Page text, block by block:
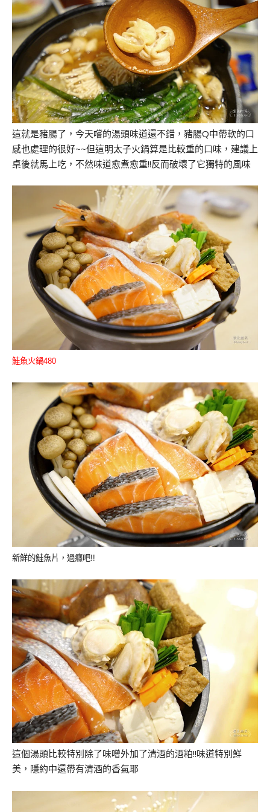
這就是豬腸了，今天嚐的湯頭味道還不錯，豬腸Q中帶軟的口
感也處理的很好~~但這明太子火鍋算是比較重的口味，建議上
桌後就馬上吃，不然味道愈煮愈重!!反而破壞了它獨特的風味
鮭魚火鍋480
新鮮的鮭魚片，過癮吧!!
這個湯頭比較特別除了味噌外加了清酒的酒粕!!味道特別鮮
美，隱約中還帶有清酒的香氣耶